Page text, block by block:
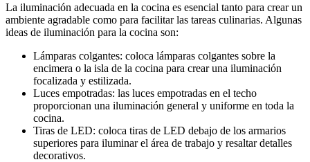
La iluminación adecuada en la cocina es esencial tanto para crear un
ambiente agradable como para facilitar las tareas culinarias. Algunas
ideas de iluminación para la cocina son:
Lámparas colgantes: coloca lámparas colgantes sobre la
encimera o la isla de la cocina para crear una iluminación
focalizada y estilizada.
Luces empotradas: las luces empotradas en el techo
proporcionan una iluminación general y uniforme en toda la
cocina.
Tiras de LED: coloca tiras de LED debajo de los armarios
superiores para iluminar el área de trabajo y resaltar detalles
decorativos.